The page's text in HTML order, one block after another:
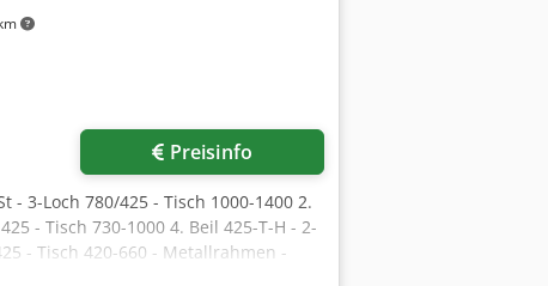
Preisinfo
- 3-Loch 780/425 - Tisch 1000-1400 2.
- Tisch 730-1000 4. Beil 425-T-H - 2-
- Tisch 420-660 - Metallrahmen -
225 - Tisch 300-400 (4) - 1x